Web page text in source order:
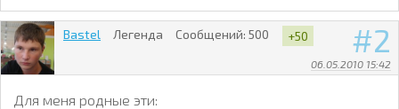
2
06.05.2010 15:42
Bastel Легенда Сообщений: 500 +50
Для меня родные эти: